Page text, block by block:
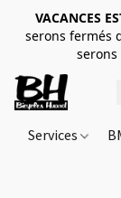
VACANCES
serons fermés
Services